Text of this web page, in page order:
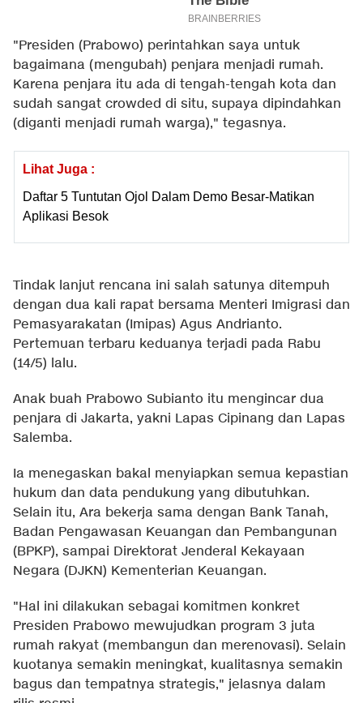
"Presiden (Prabowo) perintahkan saya untuk
bagaimana (mengubah) penjara menjadi rumah.
Karena penjara itu ada di tengah-tengah kota dan
sudah sangat crowded di situ, supaya dipindahkan
(diganti menjadi rumah warga)," tegasnya.
Lihat Juga :
Daftar 5 Tuntutan Ojol Dalam Demo Besar-Matikan
Aplikasi Besok
Tindak lanjut rencana ini salah satunya ditempuh
dengan dua kali rapat bersama Menteri Imigrasi dan
Pemasyarakatan (Imipas) Agus Andrianto.
Pertemuan terbaru keduanya terjadi pada Rabu
(14/5) lalu.
Anak buah Prabowo Subianto itu mengincar dua
penjara di Jakarta, yakni Lapas Cipinang dan Lapas
Salemba.
Ia menegaskan bakal menyiapkan semua kepastian
hukum dan data pendukung yang dibutuhkan.
Selain itu, Ara bekerja sama dengan Bank Tanah,
Badan Pengawasan Keuangan dan Pembangunan
(BPKP), sampai Direktorat Jenderal Kekayaan
Negara (DJKN) Kementerian Keuangan.
"Hal ini dilakukan sebagai komitmen konkret
Presiden Prabowo mewujudkan program 3 juta
rumah rakyat (membangun dan merenovasi). Selain
kuotanya semakin meningkat, kualitasnya semakin
bagus dan tempatnya strategis," jelasnya dalam